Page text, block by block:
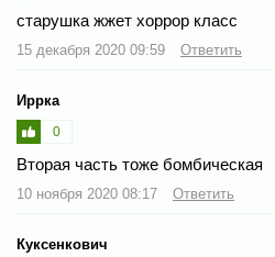
старушка жжет хоррор класс
15 декабря 2020 09:59 Ответить
Иррка
0
Вторая часть тоже бомбическая
10 ноября 2020 08:17 Ответить
Куксенкович